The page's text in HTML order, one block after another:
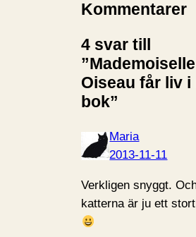
Kommentarer
4 svar till
”Mademoiselle
Oiseau får liv i
bok”
Maria
2013-11-11
Verkligen snyggt.
katterna är ju ett